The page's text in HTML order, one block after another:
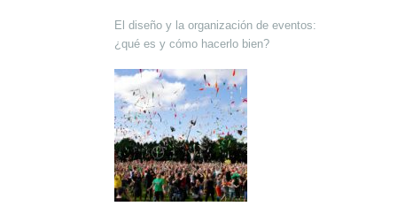
El diseño y la organización de eventos:
¿qué es y cómo hacerlo bien?